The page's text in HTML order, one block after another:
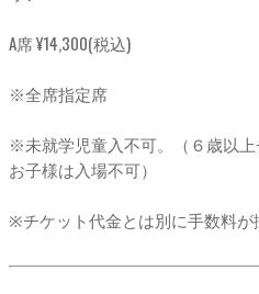
A席 ¥14,300(税込)
※全席指定席
※未就学児童入不可。（６歳以
お子様は入場不可）
※チケット代金とは別に手数料が